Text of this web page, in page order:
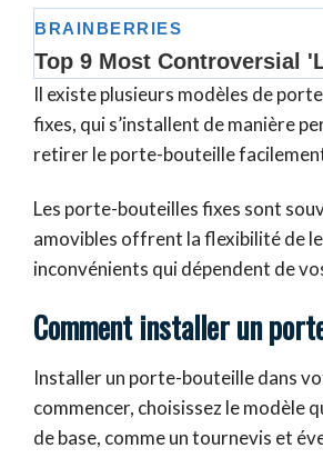
Il existe plusieurs modèles de
fixes, qui s’installent de manière
retirer le porte-bouteille
Les porte-bouteilles fixes sont
amovibles offrent la flexibilité de
inconvénients qui dépendent de
Comment installer un
Installer un porte-bouteille dans
commencer, choisissez le modèle
de base, comme un tournevis et